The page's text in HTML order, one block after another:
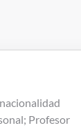
Profesor